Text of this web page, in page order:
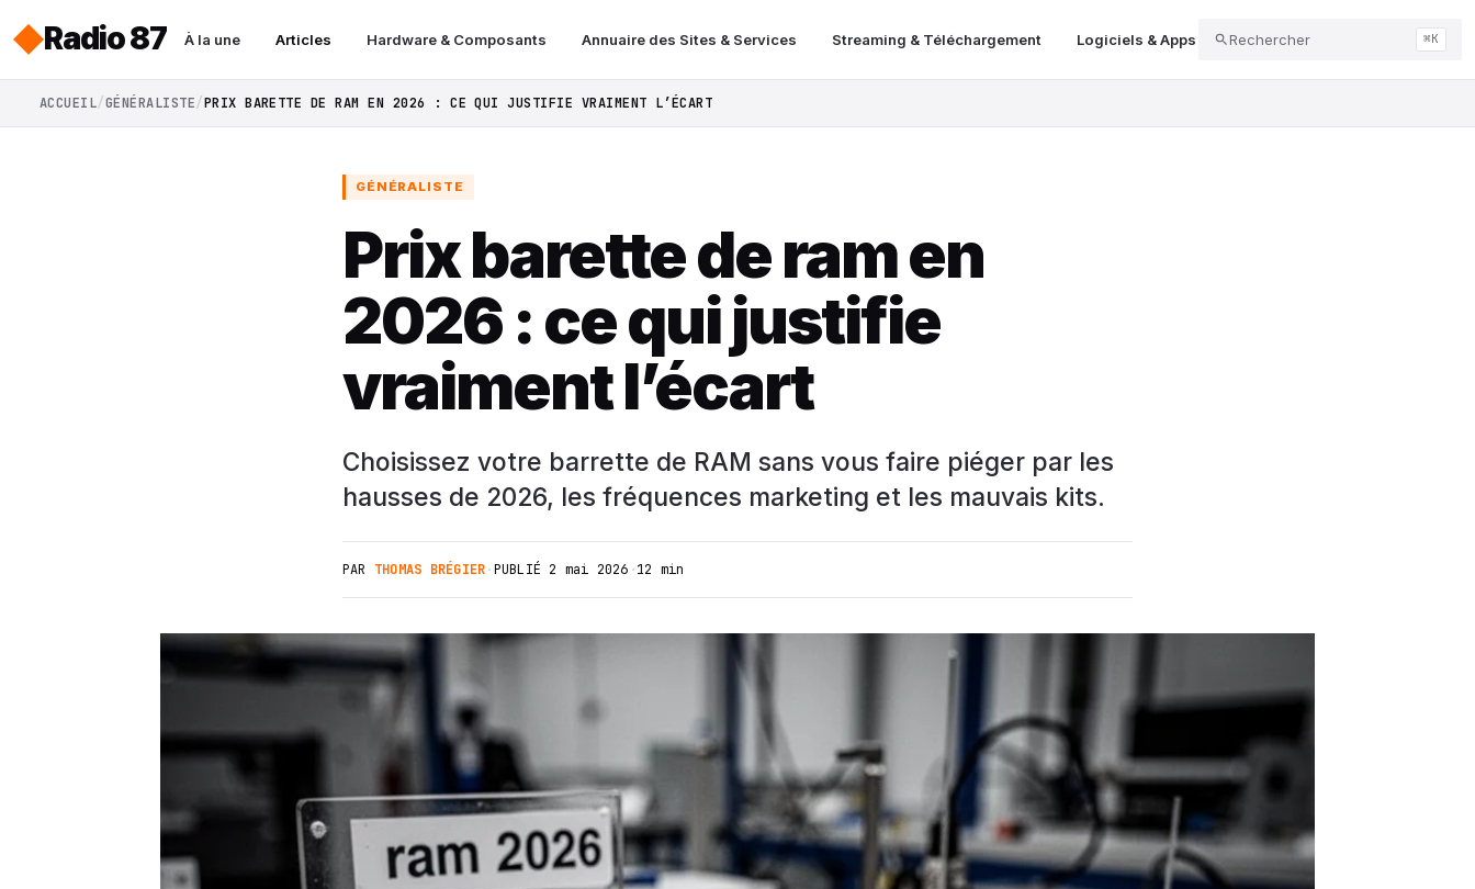
Radio 87 À la une Articles Hardware & Composants Annuaire des Sites & Services Streaming & Téléchargement Logiciels & Apps Audio & Podcast Gaming
Rechercher ⌘K
ACCUEIL GÉNÉRALISTE PRIX BARETTE DE RAM EN 2026 : CE QUI JUSTIFIE VRAIMENT L’ÉCART
GÉNÉRALISTE
Prix barette de ram en
2026 : ce qui justifie
vraiment l’écart
Choisissez votre barrette de RAM sans vous faire piéger par les
hausses de 2026, les fréquences marketing et les mauvais kits.
PAR THOMAS BRÉGIER·PUBLIÉ 2 mai 2026 ·12 min